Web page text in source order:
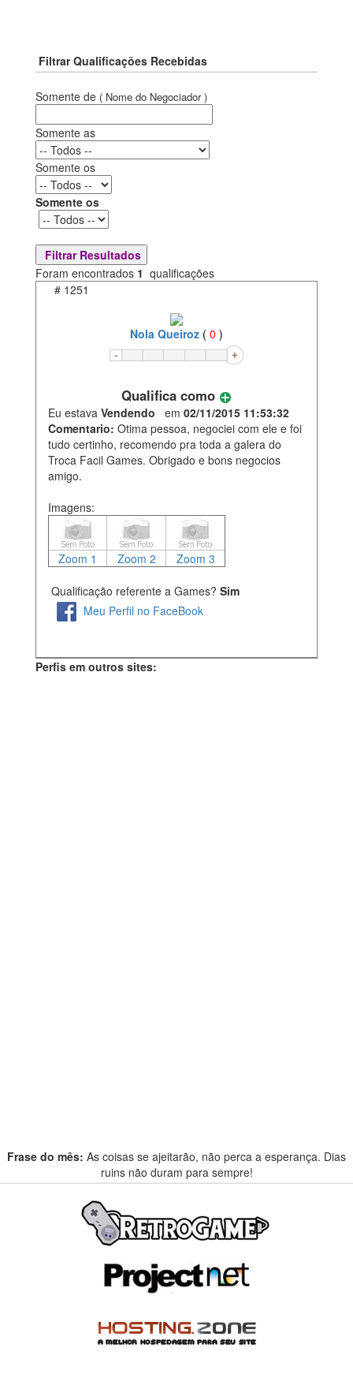
Filtrar Qualificações Recebidas
Somente de ( Nome do Negociador )
Somente as
Somente os
Somente os
Foram encontrados 1 qualificações
# 1251
Nola Queiroz ( 0 )
Qualifica como
Eu estava Vendendo em 02/11/2015 11:53:32
Comentario: Otima pessoa, negociei com ele e foi
tudo certinho, recomendo pra toda a galera do
Troca Facil Games. Obrigado e bons negocios
amigo.
Imagens:
Zoom 1 Zoom 2 Zoom 3
Qualificação referente a Games? Sim
Meu Perfil no FaceBook
Perfis em outros sites:
Frase do mês: As coisas se ajeitarão, não perca a esperança. Dias
ruins não duram para sempre!